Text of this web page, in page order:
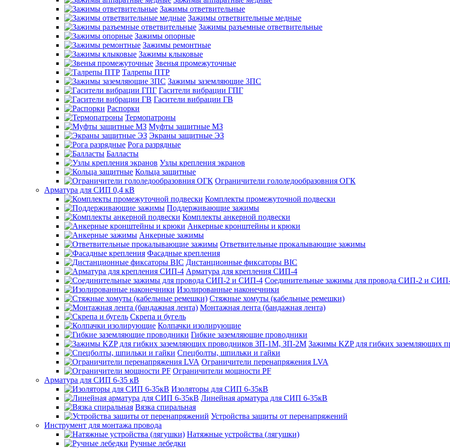
Зажимы ответвительные
Зажимы ответвительные медные
Зажимы разъемные ответвительные
Зажимы опорные
Зажимы ремонтные
Зажимы клыковые
Звенья промежуточные
Талрепы ПТР
Зажимы заземляющие 3ПС
Гасители вибрации ГПГ
Гасители вибрации ГВ
Распорки
Термопатроны
Муфты защитные МЗ
Экраны защитные ЭЗ
Рога разрядные
Балласты
Узлы крепления экранов
Кольца защитные
Ограничители гололедообразовния ОГК
Арматура для СИП 0,4 кВ
Комплекты промежуточной подвески
Поддерживающие зажимы
Комплекты анкерной подвески
Анкерные кронштейны и крюки
Анкерные зажимы
Ответвительные прокалывающие зажимы
Фасадные крепления
Дистанционные фиксаторы BIC
Арматура для крепления СИП-4
Соединительные зажимы для провода СИП-2 и
Изолированные наконечники
Стяжные хомуты (кабельные ремешки)
Монтажная лента (бандажная лента)
Скрепа и бугель
Колпачки изолирующие
Гибкие заземляющие проводники
Зажимы KZP для гибких заземляющих
Спецболты, шпильки и гайки
Ограничители перенапряжения LVA
Ограничители мощности PF
Арматура для СИП 6-35 кВ
Изоляторы для СИП 6-35кВ
Линейная арматура для СИП 6-35кВ
Вязка спиральная
Устройства защиты от перенапряжений
Инструмент для монтажа провода
Натяжные устройства (лягушки)
Ручные лебедки